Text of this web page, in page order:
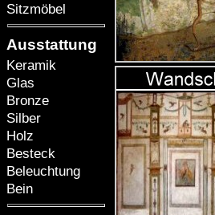
Sitzmöbel
Ausstattung
Keramik
Glas
Bronze
Silber
Holz
Besteck
Beleuchtung
Bein